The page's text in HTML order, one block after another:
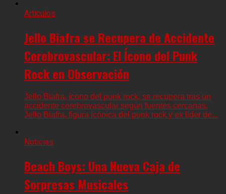
Artículos
Jello Biafra se Recupera de Accidente
Cerebrovascular: El Ícono del Punk
Rock en Observación
Jello Biafra, ícono del punk rock, se recupera tras un
accidente cerebrovascular según fuentes cercanas.
Jello Biafra, figura icónica del punk rock y ex líder de...
Noticias
Beach Boys: Una Nueva Caja de
Sorpresas Musicales